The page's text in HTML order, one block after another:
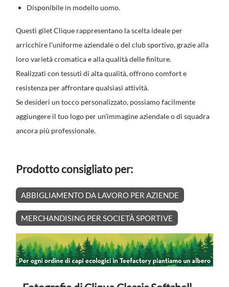
Disponibile in modello uomo.
Questi gilet Clique rappresentano la scelta ideale per
arricchire l'uniforme aziendale o del club sportivo, grazie alla
loro varietà cromatica e alla qualità delle finiture.
Realizzati con tessuti di alta qualità, offrono comfort e
resistenza per affrontare qualsiasi attività.
Se desideri un tocco personalizzato, possiamo facilmente
aggiungere il tuo logo per un'immagine aziendale o di squadra
ancora più professionale.
Prodotto consigliato per:
ABBIGLIAMENTO DA LAVORO PER AZIENDE
MERCHANDISING PER SOCIETÀ SPORTIVE